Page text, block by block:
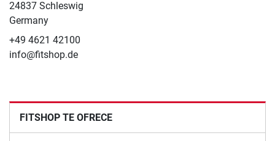
24837 Schleswig
Germany
+49 4621 42100
info@fitshop.de
FITSHOP TE OFRECE